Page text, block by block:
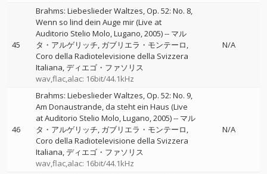
45
Brahms: Liebeslieder Waltzes, Op. 52: No. 8,
Wenn so lind dein Auge mir (Live at
Auditorio Stelio Molo, Lugano, 2005)-- マル
タ・アルゲリッチ ガブリエラ・モンテーロ
Coro della Radiotelevisione della Svizzera
Italiana ディエゴ・ファソリス
wav,flac,alac: 16bit/44.1kHz
N/A
46
Brahms: Liebeslieder Waltzes, Op. 52: No. 9,
Am Donaustrande, da steht ein Haus (Live
at Auditorio Stelio Molo, Lugano, 2005)-- マル
タ・アルゲリッチ ガブリエラ・モンテーロ
Coro della Radiotelevisione della Svizzera
Italiana ディエゴ・ファソリス
wav,flac,alac: 16bit/44.1kHz
N/A